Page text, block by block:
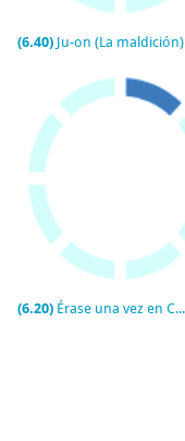
(6.40) Ju-on (La maldición)
(6.20) Érase una vez en China